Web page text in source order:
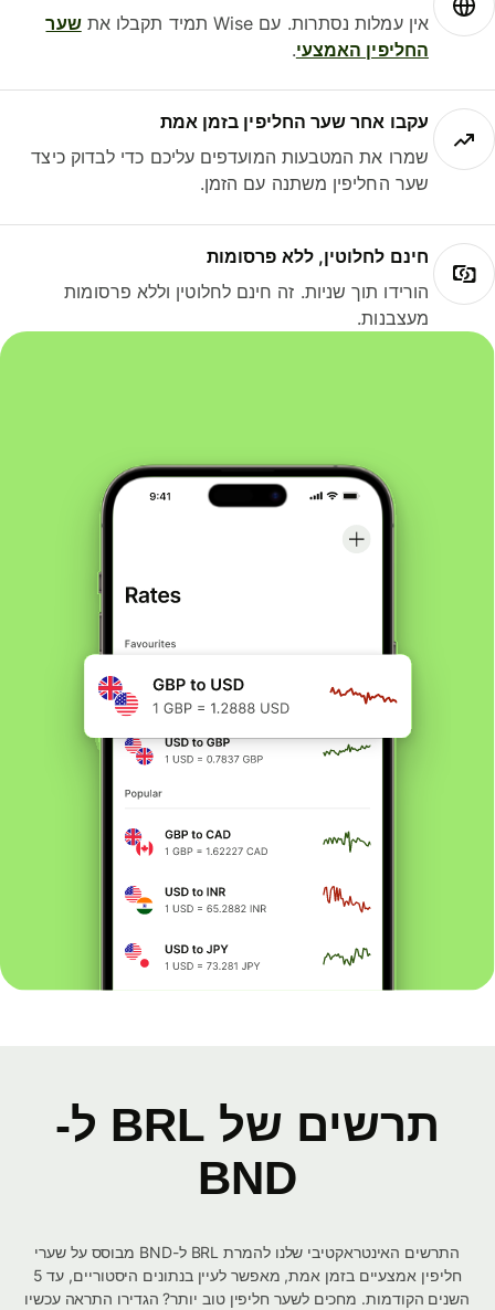
אין עמלות נסתרות. עם Wise תמיד תקבלו את
שער
החליפין האמצעי.
עקבו אחר שער החליפין בזמן אמת
שמרו את המטבעות המועדפים עליכם כדי לבדוק כיצד
שער החליפין משתנה עם הזמן.
חינם לחלוטין, ללא פרסומות
הורידו תוך שניות. זה חינם לחלוטין וללא פרסומות
מעצבנות.
תרשים של BRL ל-
BND
התרשים האינטראקטיבי שלנו להמרת BRL ל-BND מבוסס על שערי
חליפין אמצעיים בזמן אמת, מאפשר לעיין בנתונים היסטוריים, עד 5
השנים הקודמות. מחכים לשער חליפין טוב יותר? הגדירו התראה עכשיו